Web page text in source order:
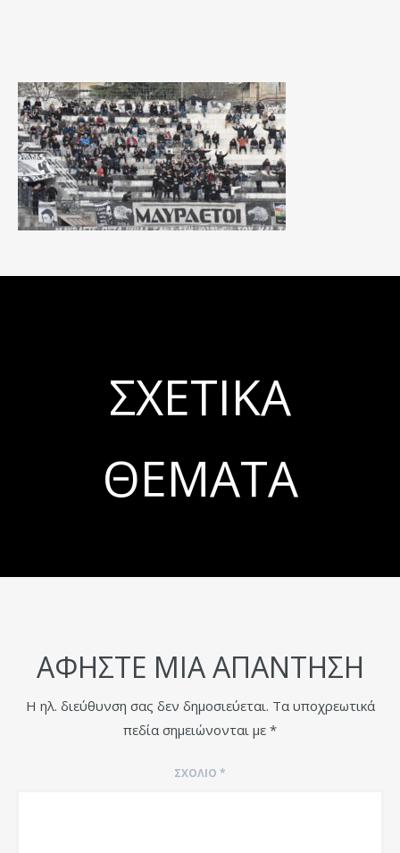
ΣΧΕΤΙΚΆ
ΘΈΜΑΤΑ
ΑΦΉΣΤΕ ΜΙΑ ΑΠΆΝΤΗΣΗ
Η ηλ. διεύθυνση σας δεν δημοσιεύεται. Τα υποχρεωτικά
πεδία σημειώνονται με *
ΣΧΌΛΙΟ *